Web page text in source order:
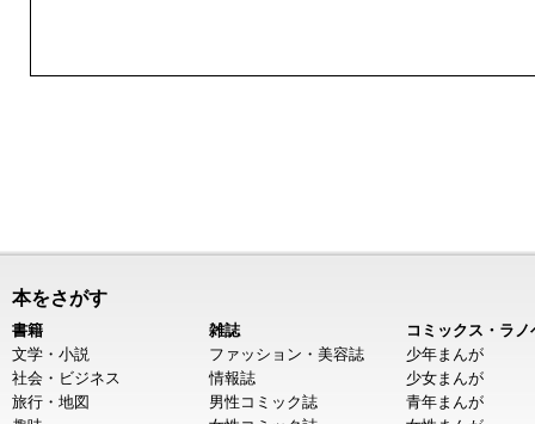
本をさがす
書籍
文学・小説
社会・ビジネス
旅行・地図
雑誌
ファッション・美容誌
情報誌
男性コミック誌
コミックス・ラノ
少年まんが
少女まんが
青年まんが